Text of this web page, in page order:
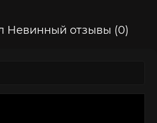
Невинный отзывы (0)